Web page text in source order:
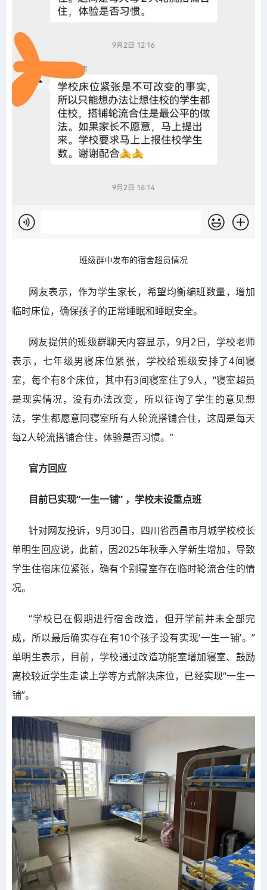
班级群中发布的宿舍超员情况
网友表示，作为学生家长，希望均衡编班数量，增加
临时床位，确保孩子的正常睡眠和睡眠安全。
网友提供的班级群聊天内容显示，9月2日，学校老师
表示，七年级男寝床位紧张，学校给班级安排了4间寝
室，每个有8个床位，其中有3间寝室住了9人，“寝室超员
是现实情况，没有办法改变，所以征询了学生的意见想
法，学生都愿意同寝室所有人轮流搭铺合住，这周是每天
每2人轮流搭铺合住，体验是否习惯。”
官方回应
目前已实现“一生一铺” ，学校未设重点班
针对网友投诉，9月30日，四川省西昌市月城学校校长
单明生回应说，此前，因2025年秋季入学新生增加，导致
学生住宿床位紧张，确有个别寝室存在临时轮流合住的情
况。
“学校已在假期进行宿舍改造，但开学前并未全部完
成，所以最后确实存在有10个孩子没有实现‘一生一铺’。”
单明生表示，目前，学校通过改造功能室增加寝室、鼓励
离校较近学生走读上学等方式解决床位，已经实现“一生一
铺”。